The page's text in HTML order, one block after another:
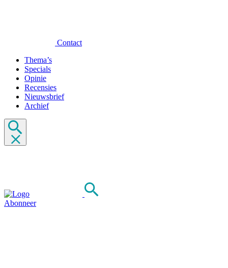
Contact
Thema’s
Specials
Opinie
Recensies
Nieuwsbrief
Archief
Abonneer